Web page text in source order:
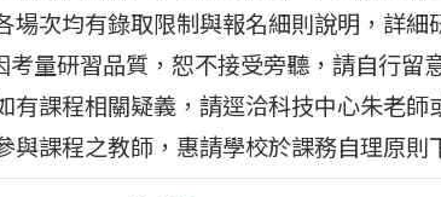
場次均有錄取限制與報名細則說明，詳
考量研習品質，恕不接受旁聽，請自行留
有課程相關疑義，請逕洽科技中心朱老
與課程之教師，惠請學校於課務自理原則